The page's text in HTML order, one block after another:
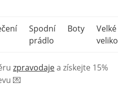
Spodní
prádlo
Boty
Velké
zpravodajea získejte 15%
💌